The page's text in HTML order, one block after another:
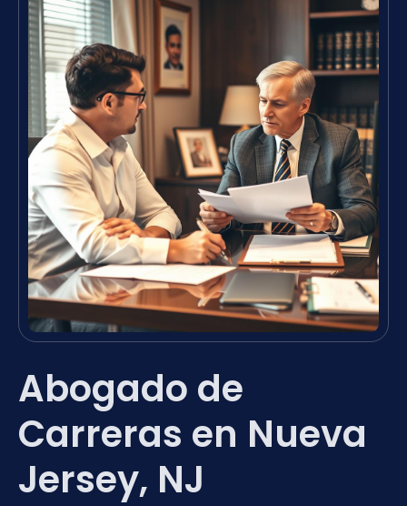
Abogado de
Carreras en Nueva
Jersey, NJ